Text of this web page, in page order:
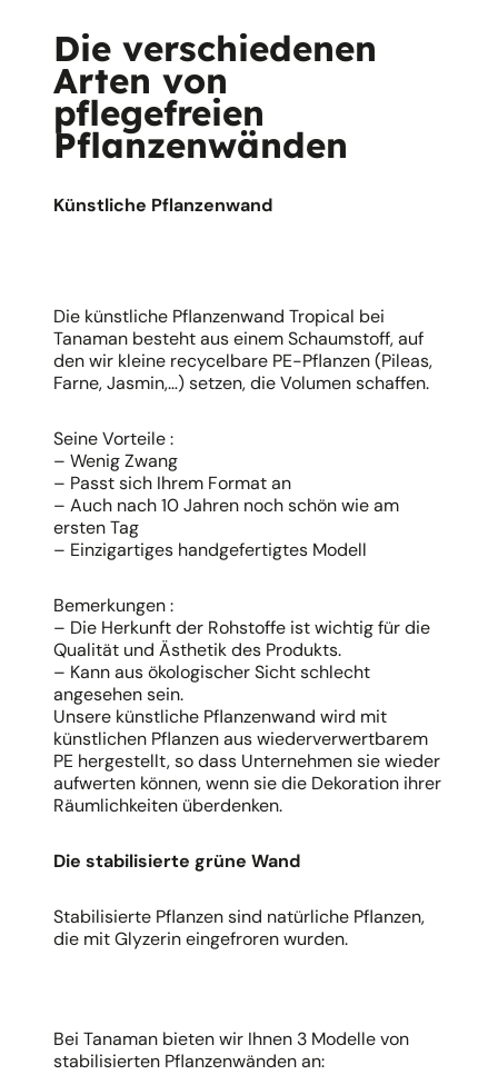
Die verschiedenen
Arten von
pflegefreien
Pflanzenwänden
Künstliche Pflanzenwand
Die künstliche Pflanzenwand Tropical bei
Tanaman besteht aus einem Schaumstoff, auf
den wir kleine recycelbare PE-Pflanzen (Pileas,
Farne, Jasmin,…) setzen, die Volumen schaffen.
Seine Vorteile :
– Wenig Zwang
– Passt sich Ihrem Format an
– Auch nach 10 Jahren noch schön wie am
ersten Tag
– Einzigartiges handgefertigtes Modell
Bemerkungen :
– Die Herkunft der Rohstoffe ist wichtig für die
Qualität und Ästhetik des Produkts.
– Kann aus ökologischer Sicht schlecht
angesehen sein.
Unsere künstliche Pflanzenwand wird mit
künstlichen Pflanzen aus wiederverwertbarem
PE hergestellt, so dass Unternehmen sie wieder
aufwerten können, wenn sie die Dekoration ihrer
Räumlichkeiten überdenken.
Die stabilisierte grüne Wand
Stabilisierte Pflanzen sind natürliche Pflanzen,
die mit Glyzerin eingefroren wurden.
Bei Tanaman bieten wir Ihnen 3 Modelle von
stabilisierten Pflanzenwänden an: